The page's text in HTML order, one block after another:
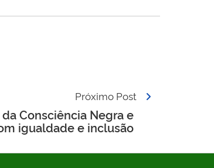
Próximo Post
Consciência Negra e
igualdade e inclusão